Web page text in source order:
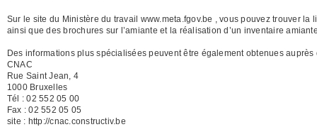
Sur le site du Ministère du travail www.meta.fgov.be , vous pouvez trouver
ainsi que des brochures sur l’amiante et la réalisation d’un inventaire
Des informations plus spécialisées peuvent être également obtenues
CNAC
Rue Saint Jean, 4
1000 Bruxelles
Tél : 02 552 05 00
Fax : 02 552 05 05
site : http://cnac.constructiv.be